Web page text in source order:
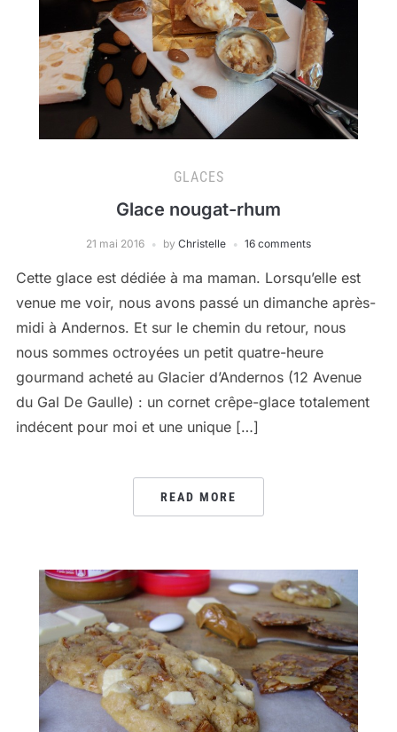
GLACES
Glace nougat-rhum
21 mai 2016 by Christelle 16 comments
Cette glace est dédiée à ma maman. Lorsqu’elle est
venue me voir, nous avons passé un dimanche après-
midi à Andernos. Et sur le chemin du retour, nous
nous sommes octroyées un petit quatre-heure
gourmand acheté au Glacier d’Andernos (12 Avenue
du Gal De Gaulle) : un cornet crêpe-glace totalement
indécent pour moi et une unique […]
READ MORE